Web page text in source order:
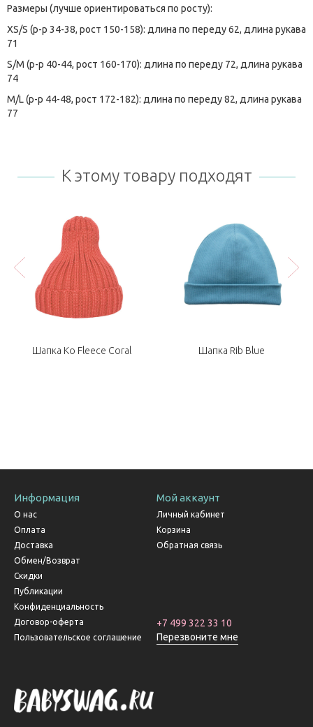
Размеры (лучше ориентироваться по росту):
XS/S (р-р 34-38, рост 150-158): длина по переду 62, длина рукава
71
S/М (р-р 40-44, рост 160-170): длина по переду 72, длина рукава
74
M/L (р-р 44-48, рост 172-182): длина по переду 82, длина рукава
77
К этому товару подходят
Шапка Ko Fleece Coral Шапка Rib Blue
Информация
О нас
Оплата
Доставка
Обмен/Возврат
Скидки
Публикации
Конфиденциальность
Договор-оферта
Пользовательское соглашение
Мой аккаунт
Личный кабинет
Корзина
Обратная связь
+7 499 322 33 10
Перезвоните мне